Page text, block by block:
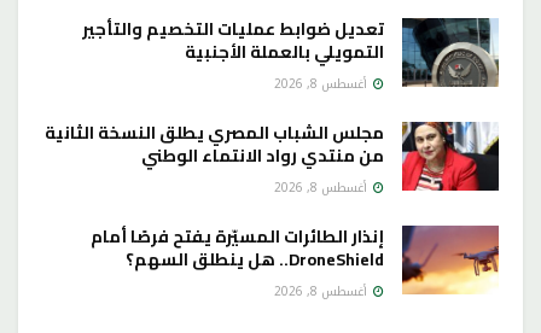
تعديل ضوابط عمليات التخصيم والتأجير
التمويلي بالعملة الأجنبية
أغسطس 8, 2026
مجلس الشباب المصري يطلق النسخة الثانية
من منتدي رواد الانتماء الوطني
أغسطس 8, 2026
إنذار الطائرات المسيّرة يفتح فرصًا أمام
DroneShield.. هل ينطلق السهم؟
أغسطس 8, 2026